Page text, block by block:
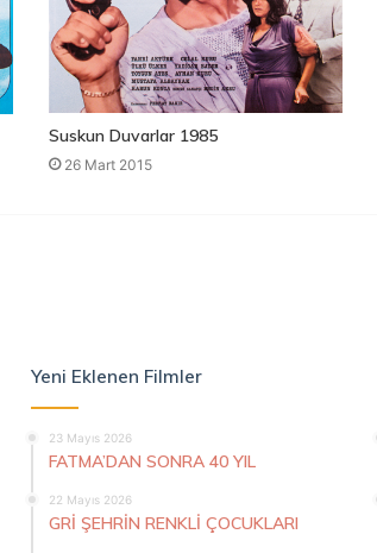
Suskun Duvarlar 1985
26 Mart 2015
Yeni Eklenen Filmler
23 Mayıs 2026
FATMA’DAN SONRA 40 YIL
22 Mayıs 2026
GRİ ŞEHRİN RENKLİ ÇOCUKLARI